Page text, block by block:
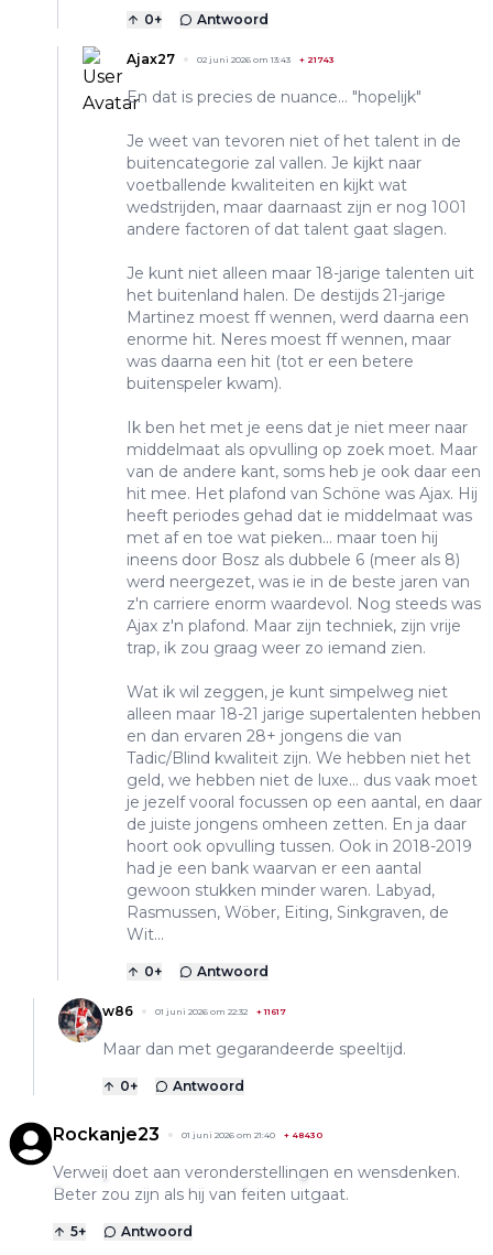
0+ Antwoord
Ajax27 02 juni 2026 om 13:43 + 21743
En dat is precies de nuance... "hopelijk"
Je weet van tevoren niet of het talent in de
buitencategorie zal vallen. Je kijkt naar
voetballende kwaliteiten en kijkt wat
wedstrijden, maar daarnaast zijn er nog 1001
andere factoren of dat talent gaat slagen.
Je kunt niet alleen maar 18-jarige talenten uit
het buitenland halen. De destijds 21-jarige
Martinez moest ff wennen, werd daarna een
enorme hit. Neres moest ff wennen, maar
was daarna een hit (tot er een betere
buitenspeler kwam).
Ik ben het met je eens dat je niet meer naar
middelmaat als opvulling op zoek moet. Maar
van de andere kant, soms heb je ook daar een
hit mee. Het plafond van Schöne was Ajax. Hij
heeft periodes gehad dat ie middelmaat was
met af en toe wat pieken... maar toen hij
ineens door Bosz als dubbele 6 (meer als 8)
werd neergezet, was ie in de beste jaren van
z'n carriere enorm waardevol. Nog steeds was
Ajax z'n plafond. Maar zijn techniek, zijn vrije
trap, ik zou graag weer zo iemand zien.
Wat ik wil zeggen, je kunt simpelweg niet
alleen maar 18-21 jarige supertalenten hebben
en dan ervaren 28+ jongens die van
Tadic/Blind kwaliteit zijn. We hebben niet het
geld, we hebben niet de luxe... dus vaak moet
je jezelf vooral focussen op een aantal, en daar
de juiste jongens omheen zetten. En ja daar
hoort ook opvulling tussen. Ook in 2018-2019
had je een bank waarvan er een aantal
gewoon stukken minder waren. Labyad,
Rasmussen, Wöber, Eiting, Sinkgraven, de
Wit...
0+ Antwoord
w86 01 juni 2026 om 22:32 +11617
Maar dan met gegarandeerde speeltijd.
0+ Antwoord
Rockanje23 01 juni 2026 om 21:40 + 48430
Verweij doet aan veronderstellingen en wensdenken.
Beter zou zijn als hij van feiten uitgaat.
5+ Antwoord